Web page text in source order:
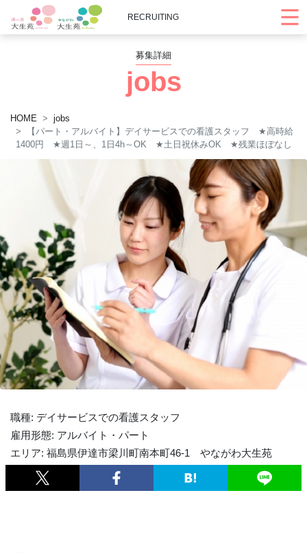
RECRUITING
募集詳細
jobs
HOME
jobs
【パート・アルバイト】デイサービスでの看護スタッフ ★高時給
1400円 ★週1日～、1日4h～OK ★土日祝休みOK ★残業ほぼなし
職種: デイサービスでの看護スタッフ
雇用形態: アルバイト・パート
エリア: 福島県伊達市梁川町南本町46-1 やながわ大生苑